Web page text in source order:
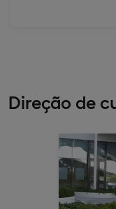
Direção de